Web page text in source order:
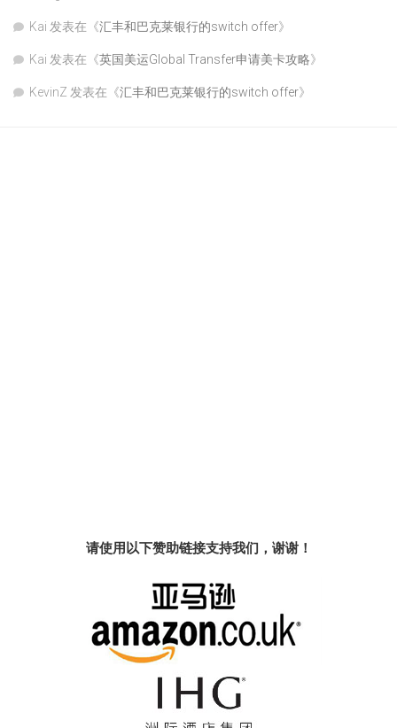
Kai 发表在《汇丰和巴克莱银行的switch offer》
Kai 发表在《英国美运Global Transfer申请美卡攻略》
KevinZ 发表在《汇丰和巴克莱银行的switch offer》
请使用以下赞助链接支持我们，谢谢！